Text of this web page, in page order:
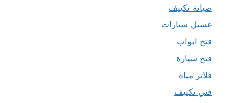
صيانة تكييف
غسيل سيارات
فتح ابواب
فتح سيارة
فلاتر مياه
فني تكييف